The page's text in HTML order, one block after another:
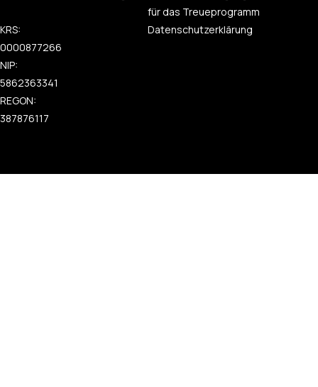
KRS:
0000877266
NIP:
5862363341
REGON:
387876117
für das Treueprogramm
Datenschutzerklärung